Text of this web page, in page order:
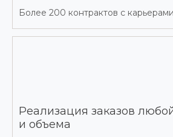
Более 200 контрактов с
Реализация заказов
и объема